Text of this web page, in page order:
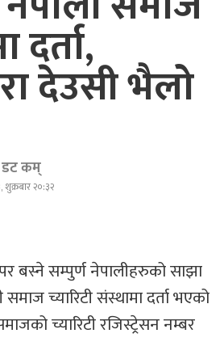
दर्ता,
देउसी भैलो
डट कम्
शुक्रबार २०:३२
बस्ने सम्पुर्ण नेपालीहरुको साझा
च्यारिटी संस्थामा दर्ता भएको
च्यारिटी रजिस्ट्रेसन नम्बर